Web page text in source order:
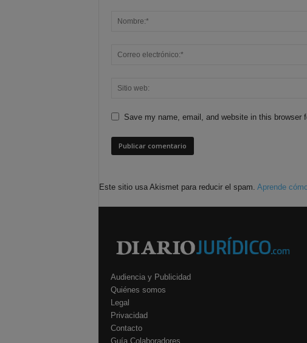
Save my name, email, and website in this browser
Este sitio usa Akismet para reducir el spam. Aprende
Audiencia y Publicidad
Quiénes somos
Legal
Privacidad
Contacto
Guía Colaboradores